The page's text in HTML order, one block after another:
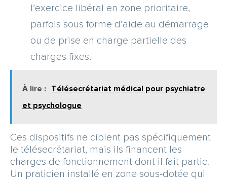
l’exercice libéral en zone prioritaire,
parfois sous forme d’aide au démarrage
ou de prise en charge partielle des
charges fixes.
À lire : Télésecrétariat médical pour psychiatre
et psychologue
Ces dispositifs ne ciblent pas spécifiquement
le télésecrétariat, mais ils financent les
charges de fonctionnement dont il fait partie.
Un praticien installé en zone sous-dotée qui